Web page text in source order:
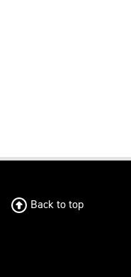
Back to top